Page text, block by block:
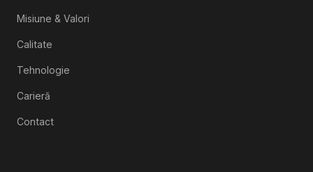
Misiune & Valori
Calitate
Tehnologie
Carieră
Contact